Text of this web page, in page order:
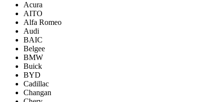
Acura
AITO
Alfa Romeo
Audi
BAIC
Belgee
BMW
Buick
BYD
Cadillac
Changan